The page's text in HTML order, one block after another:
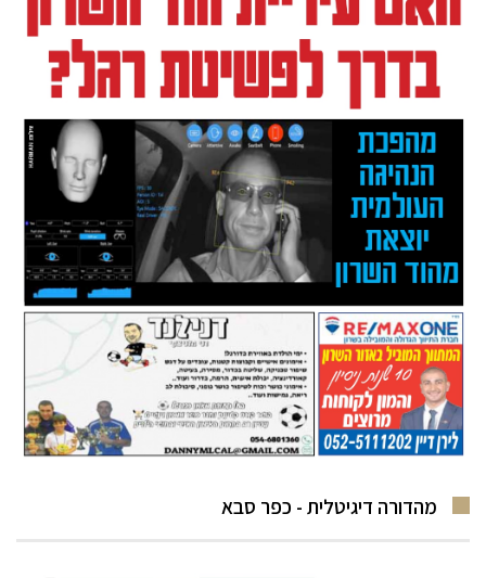
מהדורה דיגיטלית - כפר סבא